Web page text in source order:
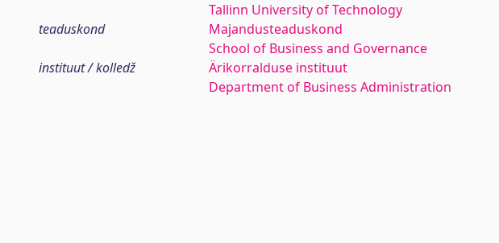
Tallinn University of Technology
teaduskond
Majandusteaduskond
School of Business and Governance
instituut / kolledž
Ärikorralduse instituut
Department of Business Administration